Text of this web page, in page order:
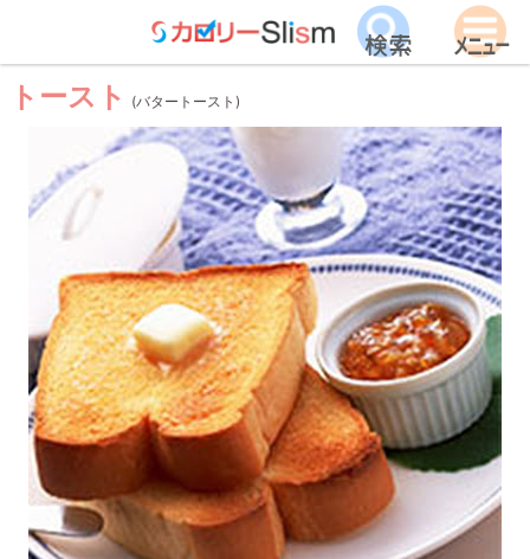
トースト (バタートースト)